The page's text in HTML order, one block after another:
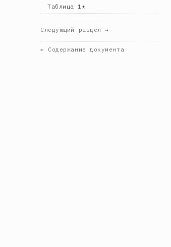
Таблица 1*
Следующий раздел →
← Содержание документа